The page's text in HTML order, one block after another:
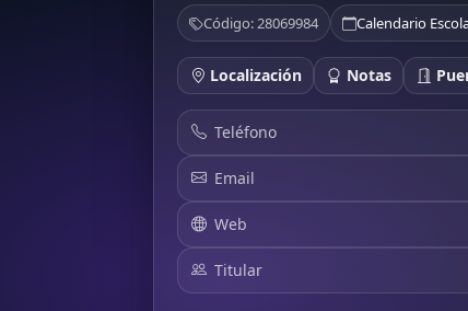
Código: 28069984 Calendario
Localización Notas
Teléfono
Email
Web
Titular